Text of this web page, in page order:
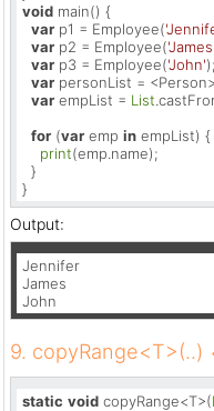
void main() {
var p1 = Employee(
var p2 = Employee('James'
var p3 = Employee('John');
var personList =
var empList = List
for (var emp in empList) {
print(emp.name);
  }
}
Output:
Jennifer
James
John
9. copyRange<T>(..)
static void copyRange<T>(